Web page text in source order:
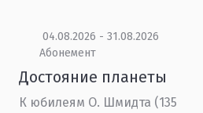
04.08.2026 - 31.08.2026
Абонемент
Достояние планеты
К юбилеям О. Шмидта (135